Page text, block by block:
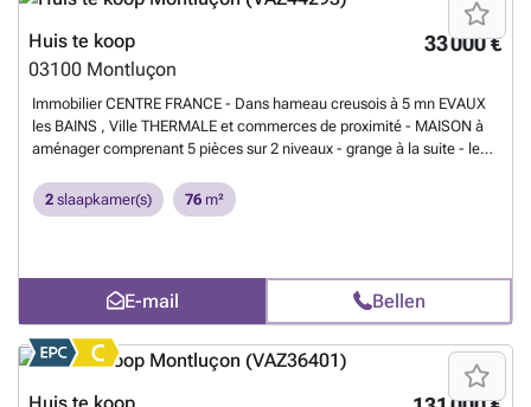
33 000 €
Huis te koop
03100 Montluçon
Immobilier CENTRE FRANCE - Dans hameau creusois à 5 mn EVAUX
les BAINS , Ville THERMALE et commerces de proximité - MAISON à
aménager comprenant 5 pièces sur 2 niveaux - grange à la suite - le
2 slaapkamer(s) 76 m²
E-mail Bellen
Huis te koop